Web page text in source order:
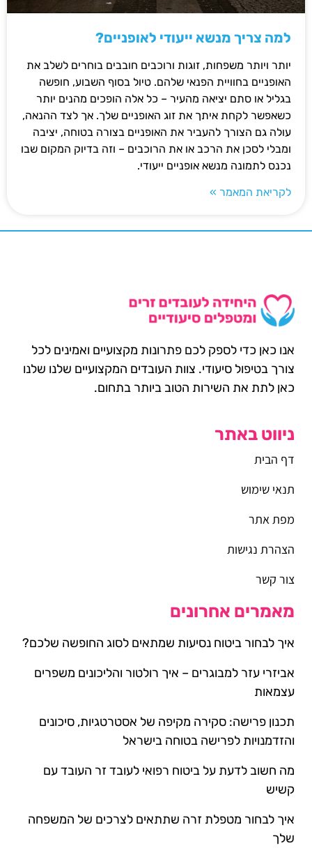
למה צריך מנשא ייעודי לאופניים?
יותר ויותר משפחות, זוגות ורוכבים חובבים בוחרים לשלב את
האופניים בחוויית הפנאי שלהם. טיול בסוף השבוע, חופשה
בגליל או סתם יציאה מהעיר – כל אלה הופכים מהנים יותר
כשאפשר לקחת איתך את זוג האופניים שלך. אך לצד ההנאה,
עולה גם הצורך להעביר את האופניים בצורה בטוחה, יציבה
ומבלי לסכן את הרכב או את הרוכבים – וזה בדיוק המקום שבו
נכנס לתמונה מנשא אופניים ייעודי.
לקריאת המאמר »
אנו כאן כדי לספק לכם פתרונות מקצועיים ואמינים לכל
צורך בטיפול סיעודי. צוות העובדים המקצועיים שלנו שלנו
כאן לתת את השירות הטוב ביותר בתחום.
ניווט באתר
דף הבית
תנאי שימוש
מפת אתר
הצהרת נגישות
צור קשר
מאמרים אחרונים
איך לבחור ביטוח נסיעות שמתאים לסוג החופשה שלכם?
אביזרי עזר למבוגרים – איך רולטור והליכונים משפרים
עצמאות
תכנון פרישה: סקירה מקיפה של אסטרטגיות, סיכונים
והזדמנויות לפרישה בטוחה בישראל
מה חשוב לדעת על ביטוח רפואי לעובד זר העובד עם
קשיש
איך לבחור מטפלת זרה שתתאים לצרכים של המשפחה
שלך